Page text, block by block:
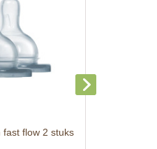
fast flow 2 stuks